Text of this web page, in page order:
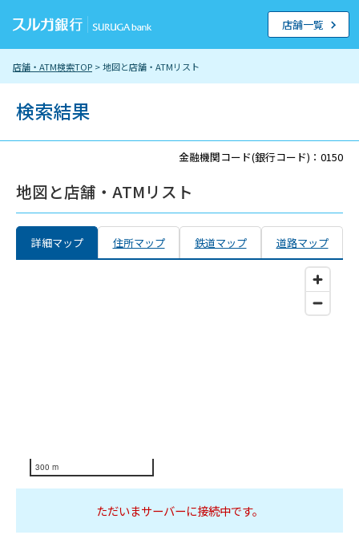
店舗・ATM検索TOP > 地図と店舗・ATMリスト
店舗一覧
検索結果
金融機関コード(銀行コード)：0150
地図と店舗・ATMリスト
詳細マップ 住所マップ 鉄道マップ 道路マップ
300 m
ただいまサーバーに接続中です。